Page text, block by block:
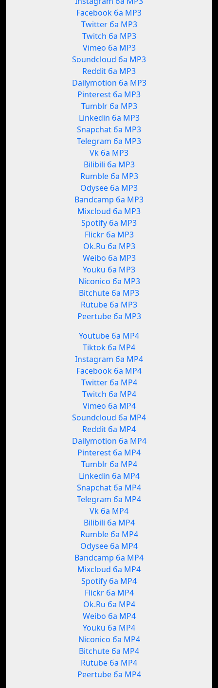
Facebook ба MP3
Twitter ба MP3
Twitch ба MP3
Vimeo ба MP3
Soundcloud ба MP3
Reddit ба MP3
Dailymotion ба MP3
Pinterest ба MP3
Tumblr ба MP3
Linkedin ба MP3
Snapchat ба MP3
Telegram ба MP3
Vk ба MP3
Bilibili ба MP3
Rumble ба MP3
Odysee ба MP3
Bandcamp ба MP3
Mixcloud ба MP3
Spotify ба MP3
Flickr ба MP3
Ok.Ru ба MP3
Weibo ба MP3
Youku ба MP3
Niconico ба MP3
Bitchute ба MP3
Rutube ба MP3
Peertube ба MP3
Youtube ба MP4
Tiktok ба MP4
Instagram ба MP4
Facebook ба MP4
Twitter ба MP4
Twitch ба MP4
Vimeo ба MP4
Soundcloud ба MP4
Reddit ба MP4
Dailymotion ба MP4
Pinterest ба MP4
Tumblr ба MP4
Linkedin ба MP4
Snapchat ба MP4
Telegram ба MP4
Vk ба MP4
Bilibili ба MP4
Rumble ба MP4
Odysee ба MP4
Bandcamp ба MP4
Mixcloud ба MP4
Spotify ба MP4
Flickr ба MP4
Ok.Ru ба MP4
Weibo ба MP4
Youku ба MP4
Niconico ба MP4
Bitchute ба MP4
Rutube ба MP4
Peertube ба MP4